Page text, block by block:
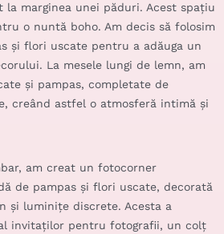
la marginea unei păduri. Acest spațiu
o nuntă boho. Am decis să folosim
și flori uscate pentru a adăuga un
La mesele lungi de lemn, am
și pampas, completate de
creând astfel o atmosferă intimă și
am creat un fotocorner
de pampas și flori uscate, decorată
și luminițe discrete. Acesta a
invitaților pentru fotografii, un colț